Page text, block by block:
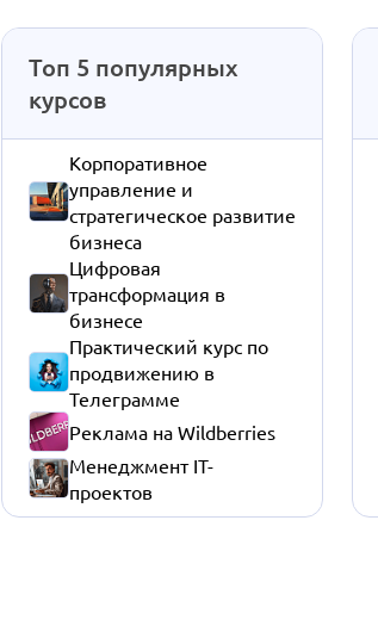
Топ 5 популярных
курсов
Корпоративное
управление и
стратегическое развитие
бизнеса
Цифровая
трансформация в
бизнесе
Практический курс по
продвижению в
Телеграмме
Реклама на Wildberries
Менеджмент IT-
проектов